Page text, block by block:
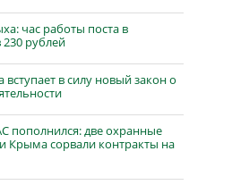
час работы поста в
230 рублей
вступает в силу новый закон о
пополнился: две охранные
сорвали контракты на